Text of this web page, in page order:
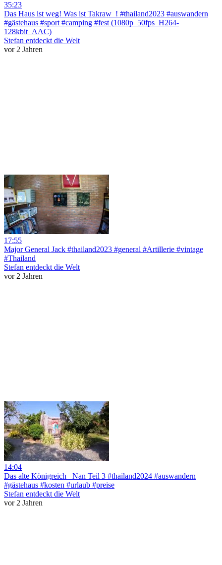
35:23
Das Haus ist weg! Was ist Takraw_! #thailand2023 #auswandern
#gästehaus #sport #camping #fest (1080p_50fps_H264-
128kbit_AAC)
Stefan entdeckt die Welt
vor 2 Jahren
17:55
Major General Jack #thailand2023 #general #Artillerie #vintage
#Thailand
Stefan entdeckt die Welt
vor 2 Jahren
14:04
Das alte Königreich_ Nan Teil 3 #thailand2024 #auswandern
#gästehaus #kosten #urlaub #preise
Stefan entdeckt die Welt
vor 2 Jahren